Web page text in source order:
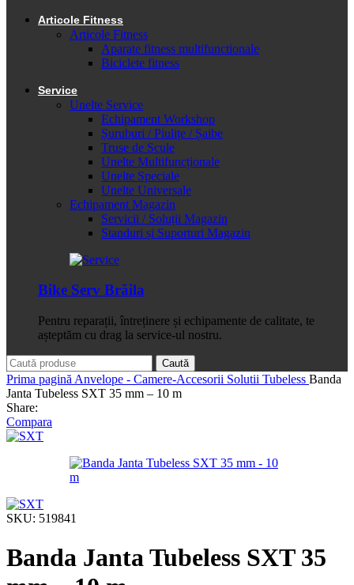
Articole Fitness
Articole Fitness
Aparate fitness multifunctionale
Biciclete fitness
Service
Unelte Service
Echipament Workshop
Șuruburi / Piulițe / Șaibe
Truse de Scule
Unelte Multifuncționale
Unelte Speciale
Unelte Universale
Echipament Magazin
Servicii / Soluții Magazin
Standuri și Suporturi Magazin
Bike Serv Brăila
Pentru reparații, întreținere și echipamente de calitate, te
așteptăm cu drag la service-ul nostru.
Caută
Prima pagină Anvelope - Camere-Accesorii Solutii Tubeless Banda
Janta Tubeless SXT 35 mm – 10 m
Share:
Compara
SKU: 519841
Banda Janta Tubeless SXT 35